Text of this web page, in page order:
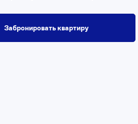
Забронировать квартиру